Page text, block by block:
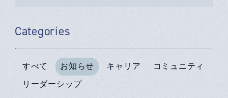
Categories
すべて お知らせ キャリア
コミュニティ
リーダーシップ